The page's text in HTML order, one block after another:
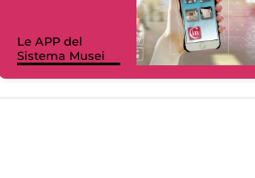
Le APP del
Sistema Musei